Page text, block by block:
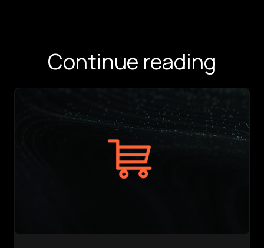
Continue reading